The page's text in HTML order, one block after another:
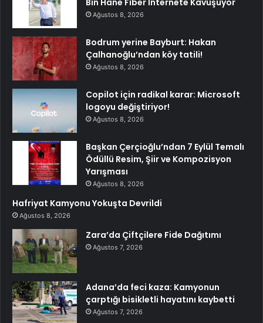
Ağustos 8, 2026
Bodrum yerine Bayburt: Hakan
Çalhanoğlu’ndan köy tatili!
Ağustos 8, 2026
Copilot için radikal karar: Microsoft
logoyu değiştiriyor!
Ağustos 8, 2026
Başkan Çerçioğlu’ndan 7 Eylül Temalı
Ödüllü Resim, Şiir ve Kompozisyon
Yarışması
Ağustos 8, 2026
Hafriyat Kamyonu Yokuşta Devrildi
Ağustos 8, 2026
Zara’da Çiftçilere Fide Dağıtımı
Ağustos 7, 2026
Adana’da feci kaza: Kamyonun
çarptığı bisikletli hayatını kaybetti
Ağustos 7, 2026